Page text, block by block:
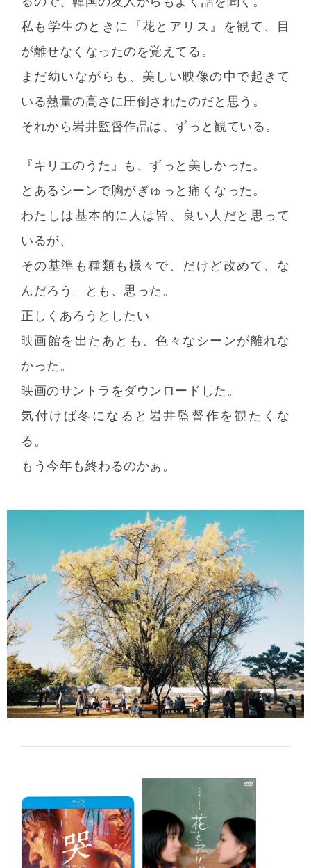
私も学生のときに『花とアリス』を観て、目
が離せなくなったのを覚えてる。
まだ幼いながらも、美しい映像の中で起きて
いる熱量の高さに圧倒されたのだと思う。
それから岩井監督作品は、ずっと観ている。
『キリエのうた』も、ずっと美しかった。
とあるシーンで胸がぎゅっと痛くなった。
わたしは基本的に人は皆、良い人だと思って
いるが、
その基準も種類も様々で、だけど改めて、な
んだろう。とも、思った。
正しくあろうとしたい。
映画館を出たあとも、色々なシーンが離れな
かった。
映画のサントラをダウンロードした。
気付けば冬になると岩井監督作を観たくな
る。
もう今年も終わるのかぁ。